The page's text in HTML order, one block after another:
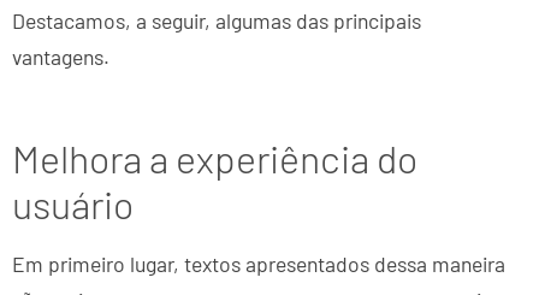
Destacamos, a seguir, algumas das principais
vantagens.
Melhora a experiência do
usuário
Em primeiro lugar, textos apresentados dessa maneira